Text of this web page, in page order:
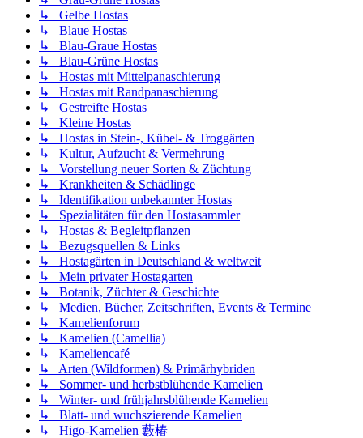
↳ Gelbe Hostas
↳ Blaue Hostas
↳ Blau-Graue Hostas
↳ Blau-Grüne Hostas
↳ Hostas mit Mittelpanaschierung
↳ Hostas mit Randpanaschierung
↳ Gestreifte Hostas
↳ Kleine Hostas
↳ Hostas in Stein-, Kübel- & Troggärten
↳ Kultur, Aufzucht & Vermehrung
↳ Vorstellung neuer Sorten & Züchtung
↳ Krankheiten & Schädlinge
↳ Identifikation unbekannter Hostas
↳ Spezialitäten für den Hostasammler
↳ Hostas & Begleitpflanzen
↳ Bezugsquellen & Links
↳ Hostagärten in Deutschland & weltweit
↳ Mein privater Hostagarten
↳ Botanik, Züchter & Geschichte
↳ Medien, Bücher, Zeitschriften, Events & Termine
↳ Kamelienforum
↳ Kamelien (Camellia)
↳ Kameliencafé
↳ Arten (Wildformen) & Primärhybriden
↳ Sommer- und herbstblühende Kamelien
↳ Winter- und frühjahrsblühende Kamelien
↳ Blatt- und wuchszierende Kamelien
↳ Higo-Kamelien 藪椿